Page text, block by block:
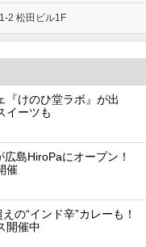
2 松田ビル1F
『けのひ堂ラボ』が出
イーツも
島HiroPaにオープン！
催
の“インド辛”カレーも！
開催中